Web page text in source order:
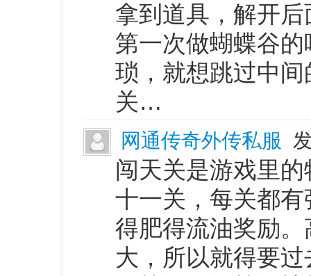
拿到道具，解开
第一次做蝴蝶谷
琐，就想跳过中
关…
网通传奇外传私服
闯天关是游戏里
十一关，每关都
得肥得流油奖励
大，所以就得要